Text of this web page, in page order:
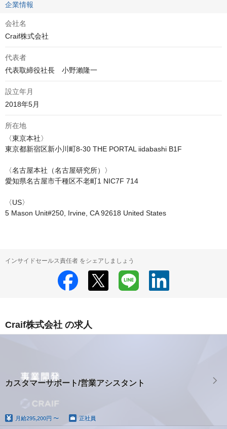
企業情報
会社名
Craif株式会社
代表者
代表取締役社長　小野瀨隆一
設立年月
2018年5月
所在地
〈東京本社〉
東京都新宿区新小川町8-30 THE PORTAL iidabashi B1F
〈名古屋本社（名古屋研究所）〉
愛知県名古屋市千種区不老町1 NIC7F 714
〈US〉
5 Mason Unit#250, Irvine, CA 92618 United States
インサイドセールス責任者 をシェアしましょう
Craif株式会社 の求人
カスタマーサポート/営業アシスタント
月給295,200円 〜 正社員